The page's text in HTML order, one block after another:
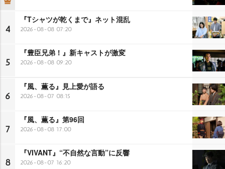
4
『Tシャツが乾くまで』ネット混乱
2026-08-08 07:20
5
『豊臣兄弟！』新キャストが激変
2026-08-08 09:20
6
『風、薫る』見上愛が語る
2026-08-07 08:15
7
『風、薫る』第96回
2026-08-08 17:00
8
『VIVANT』“不自然な言動”に反響
2026-08-07 16:20